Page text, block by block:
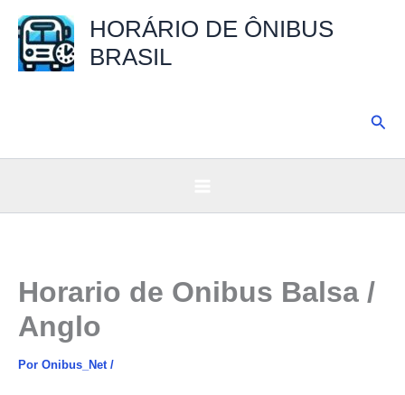
para
HORÁRIO DE ÔNIBUS
BRASIL
Horario de Onibus Balsa /
Anglo
Por Onibus_Net /